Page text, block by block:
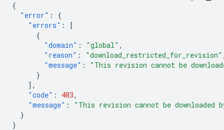
{
"error" :
{
"errors" :
[
{
"domain" : "global" ,
"reason" : "download_restricted_for_revision"
"message" :
"This revision cannot be
}
],
"code" : 403,
"message" :
"This revision cannot be downloaded
}
}